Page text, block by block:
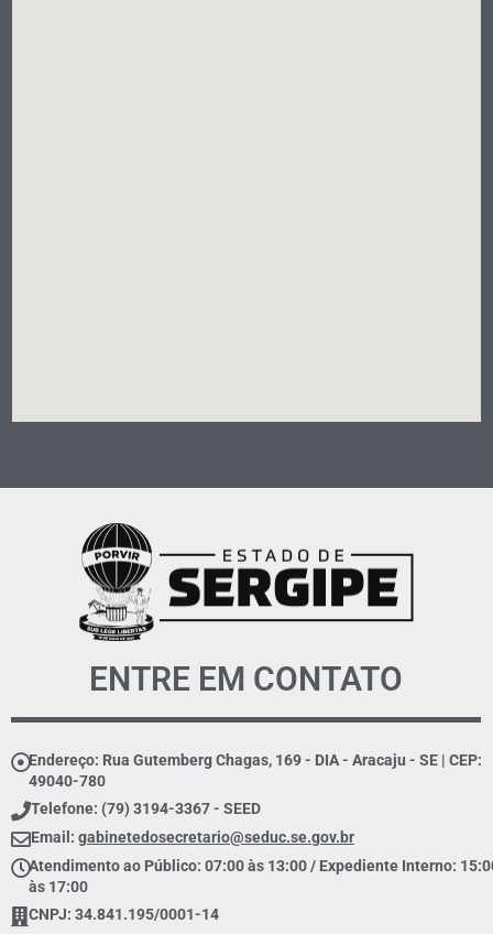
ENTRE EM CONTATO
Endereço: Rua Gutemberg Chagas, 169 - DIA - Aracaju - SE | CEP:
49040-780
Telefone: (79) 3194-3367 - SEED
Email: gabinetedosecretario@seduc.se.gov.br
Atendimento ao Público: 07:00 às 13:00 / Expediente Interno:
às 17:00
CNPJ: 34.841.195/0001-14